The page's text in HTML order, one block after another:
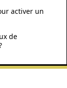
activer un
de